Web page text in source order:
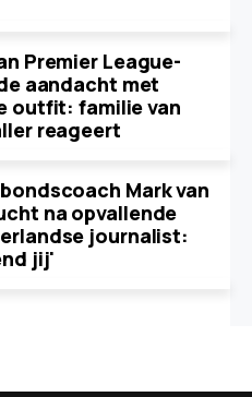
Premier League-
aandacht met
outfit: familie van
reageert
Mark van
na opvallende
journalist:
jij'